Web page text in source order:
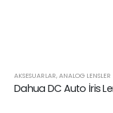
AKSESUARLAR,ANALOG LENSLER
Dahua DC Auto İris